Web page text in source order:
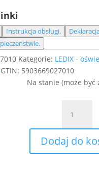
Instrukcja obsługi.
Kategorie: LEDIX -
GTIN: 5903669027010
Na stanie (może być
230/11,5V
0-
Dodaj do